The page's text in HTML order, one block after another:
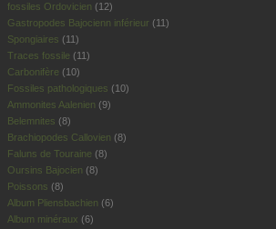
fossiles Ordovicien (12)
Gastropodes Bajocienn inférieur (11)
Spongiaires (11)
Traces fossile (11)
Carbonifère (10)
Fossiles pathologiques (10)
Ammonites Aalenien (9)
Belemnites (8)
Brachiopodes Callovien (8)
Faluns de Touraine (8)
Oursins Bajocien (8)
Poissons (8)
Album Pliensbachien (6)
Album minéraux (6)